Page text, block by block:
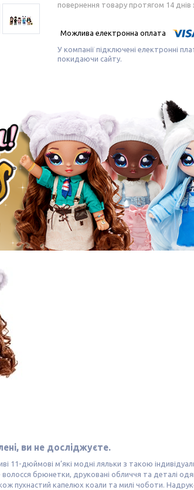
повернення товару протягом 14 днів
У компанії підключені електронні
покидаючи сайту.
ви не досліджуєте.
11-дюймові м’які модні ляльки з такою
брюнетки, друковані обличчя та деталі
пухнастий капелюх коали та милі чоботи.